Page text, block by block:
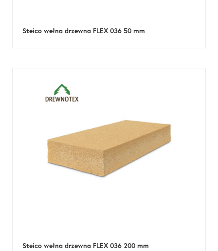
Steico wełna drzewna FLEX 036 50 mm
Steico wełna drzewna FLEX 036 200 mm